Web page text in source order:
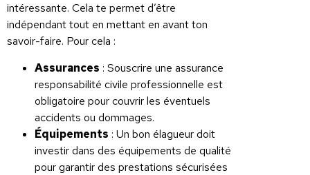
intéressante. Cela te permet d’être
indépendant tout en mettant en avant ton
savoir-faire. Pour cela :
Assurances : Souscrire une assurance
responsabilité civile professionnelle est
obligatoire pour couvrir les éventuels
accidents ou dommages.
Équipements : Un bon élagueur doit
investir dans des équipements de qualité
pour garantir des prestations sécurisées